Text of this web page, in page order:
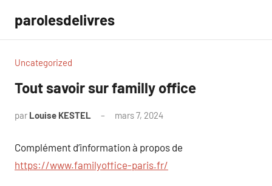
contenu
parolesdelivres
Uncategorized
Tout savoir sur familly office
par Louise KESTEL mars 7, 2024
Complément d’information à propos de
https://www.familyoffice-paris.fr/